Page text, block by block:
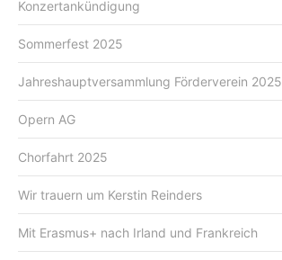
Konzertankündigung
Sommerfest 2025
Jahreshauptversammlung Förderverein 2025
Opern AG
Chorfahrt 2025
Wir trauern um Kerstin Reinders
Mit Erasmus+ nach Irland und Frankreich